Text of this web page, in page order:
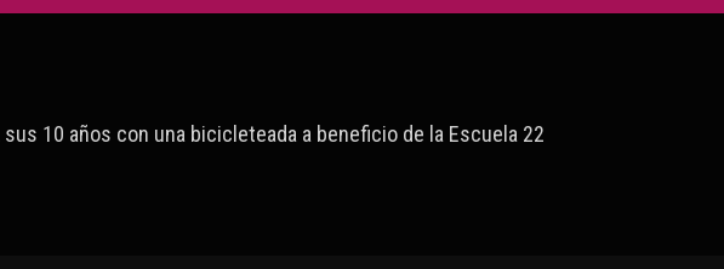
10 años con una bicicleteada a beneficio de la Escuela 22